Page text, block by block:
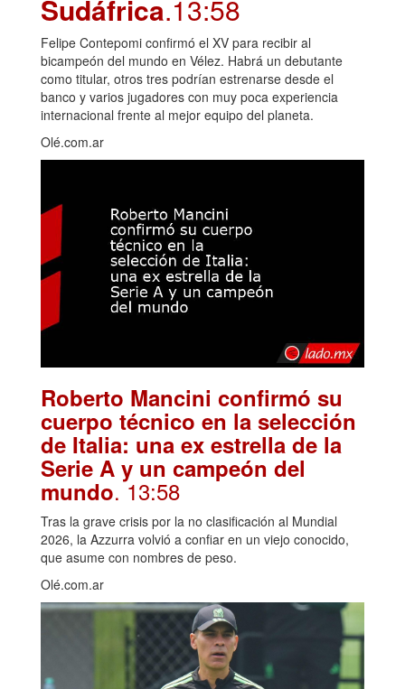
Sudáfrica.13:58
Felipe Contepomi confirmó el XV para recibir al
bicampeón del mundo en Vélez. Habrá un debutante
como titular, otros tres podrían estrenarse desde el
banco y varios jugadores con muy poca experiencia
internacional frente al mejor equipo del planeta.
Olé.com.ar
Roberto Mancini confirmó su
cuerpo técnico en la selección
de Italia: una ex estrella de la
Serie A y un campeón del
mundo. 13:58
Tras la grave crisis por la no clasificación al Mundial
2026, la Azzurra volvió a confiar en un viejo conocido,
que asume con nombres de peso.
Olé.com.ar